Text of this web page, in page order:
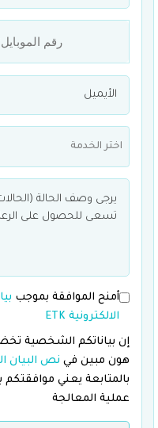
اختر الخدمة
أمنح الموافقة بموجب
الالكترونية ETK
إن بياناتكم الشخصية
هون مبين في نص البيان
بالمتابعة يعني موافقتكم
عملية المعالجة